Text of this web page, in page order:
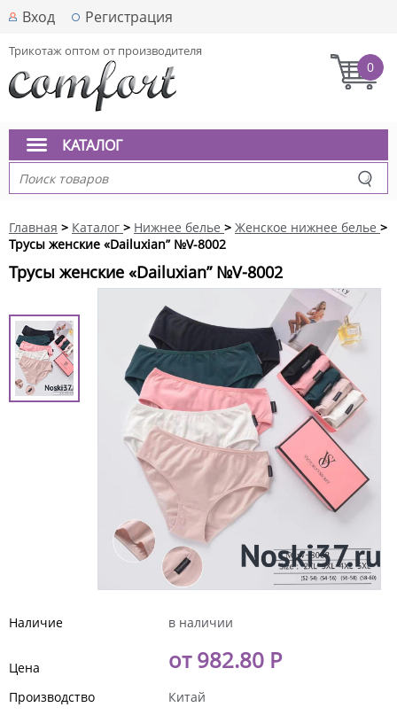
Вход Регистрация
Трикотаж оптом от производителя
0
КАТАЛОГ
Главная > Каталог > Нижнее белье > Женское нижнее белье >
Трусы женские «Dailuxian” №V-8002
Трусы женские «Dailuxian” №V-8002
Наличие в наличии
Цена от 982.80 Р
Производство
Китай